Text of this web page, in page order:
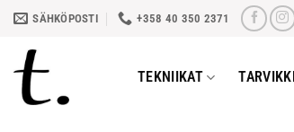
Skip
content
SÄHKÖPOSTI +358 40 350 2371
TEKNIIKAT